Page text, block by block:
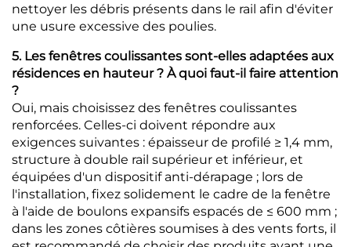
nettoyer les débris présents dans le rail afin d'éviter
une usure excessive des poulies.
5. Les fenêtres coulissantes sont-elles adaptées aux
résidences en hauteur ? À quoi faut-il faire attention
?
Oui, mais choisissez des fenêtres coulissantes
renforcées. Celles-ci doivent répondre aux
exigences suivantes : épaisseur de profilé ≥ 1,4 mm,
structure à double rail supérieur et inférieur, et
équipées d'un dispositif anti-dérapage ; lors de
l'installation, fixez solidement le cadre de la fenêtre
à l'aide de boulons expansifs espacés de ≤ 600 mm ;
dans les zones côtières soumises à des vents forts, il